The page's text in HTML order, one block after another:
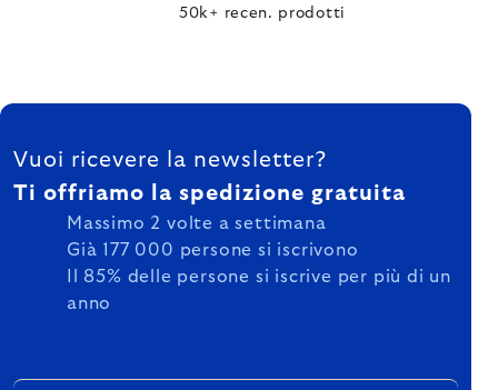
50k+ recen. prodotti
FOOTER
Vuoi ricevere la newsletter?
Ti offriamo la spedizione gratuita
Massimo 2 volte a settimana
Già 177 000 persone si iscrivono
Il 85% delle persone si iscrive per più di un
anno